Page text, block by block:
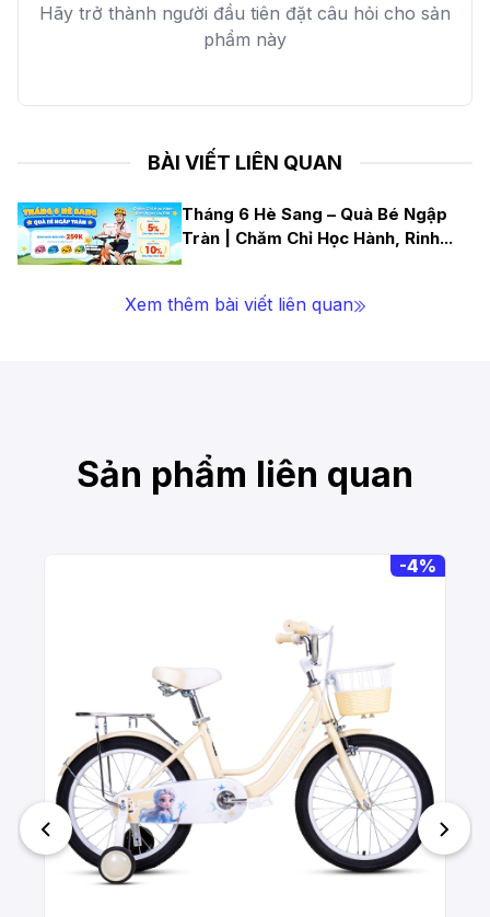
Hãy trở thành người đầu tiên đặt câu hỏi cho sản
phẩm này
BÀI VIẾT LIÊN QUAN
Tháng 6 Hè Sang – Quà Bé Ngập
Tràn | Chăm Chỉ Học Hành, Rinh...
Xem thêm bài viết liên quan
Sản phẩm liên quan
-4%